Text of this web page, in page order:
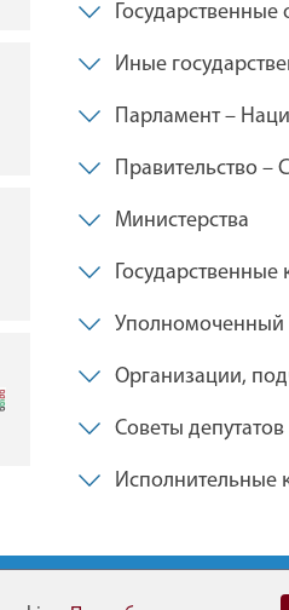
драмы им. Ленинского
Брестская таможня
Брестский филиал
товарной биржи
Иные
Парламент –
Правительство –
Министерства
Государственные
Уполномоченный
Организации,
Советы депутатов
Исполнительные